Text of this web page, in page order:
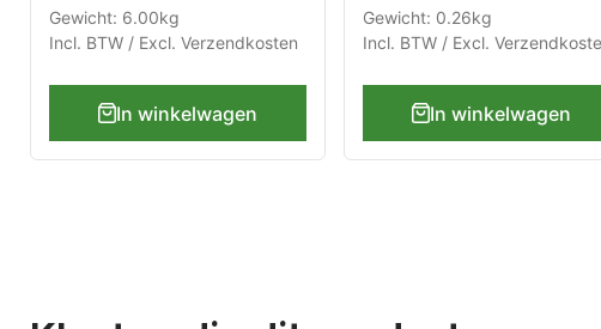
Gewicht: 6.00kg
Incl. BTW / Excl. Verzendkosten
In winkelwagen
Gewicht: 0.26kg
Incl. BTW / Excl.
In winkelwagen